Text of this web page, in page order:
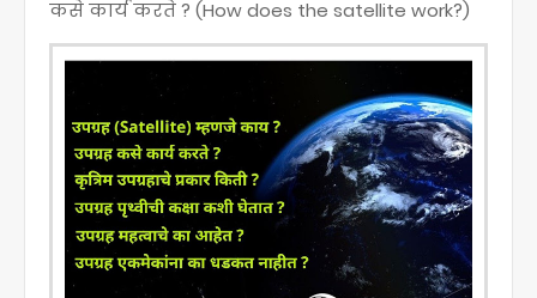
कसे कार्य करते ? (How does the satellite work?)